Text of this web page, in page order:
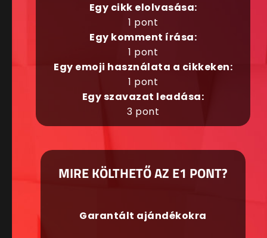
Egy cikk elolvasása:
1 pont
Egy komment írása:
1 pont
Egy emoji használata a cikkeken:
1 pont
Egy szavazat leadása:
3 pont
MIRE KÖLTHETŐ AZ E1 PONT?
Garantált ajándékokra